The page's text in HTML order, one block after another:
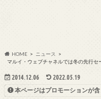
HOME
ニュース
マルイ・ウェブチャネルでは冬の先行セ
2014.12.06 2022.05.19
本ページはプロモーションが